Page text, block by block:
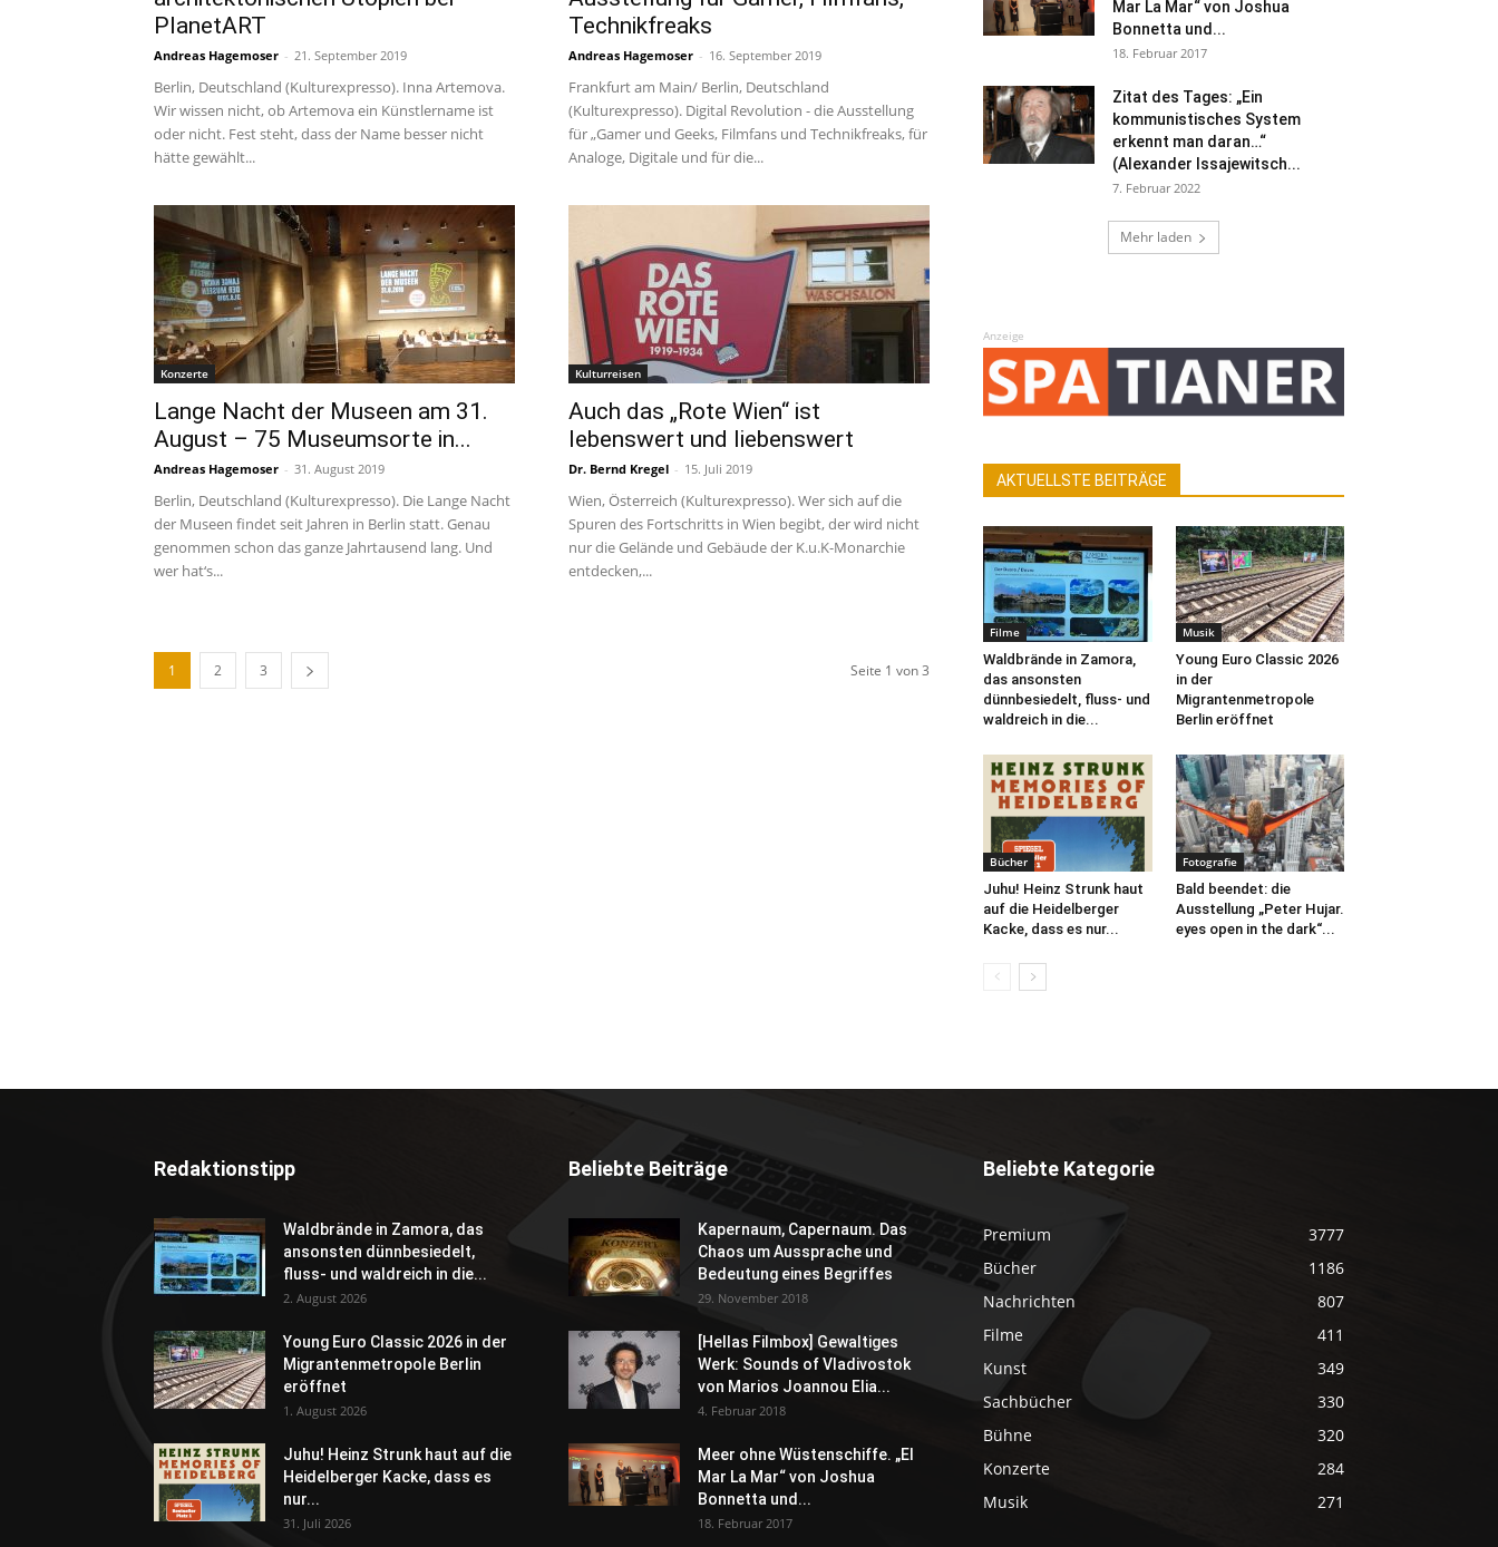
PlanetART
Andreas Hagemoser - 21. September 2019
Berlin, Deutschland (Kulturexpresso). Inna Artemova.
Wir wissen nicht, ob Artemova ein Künstlername ist
oder nicht. Fest steht, dass der Name besser nicht
hätte gewählt...
Technikfreaks
Andreas Hagemoser - 16. September 2019
Frankfurt am Main/ Berlin, Deutschland
(Kulturexpresso). Digital Revolution - die Ausstellung
für „Gamer und Geeks, Filmfans und Technikfreaks, für
Analoge, Digitale und für die...
Konzerte
Lange Nacht der Museen am 31.
August – 75 Museumsorte in...
Andreas Hagemoser - 31. August 2019
Berlin, Deutschland (Kulturexpresso). Die Lange Nacht
der Museen findet seit Jahren in Berlin statt. Genau
genommen schon das ganze Jahrtausend lang. Und
wer hat‘s...
Kulturreisen
Auch das „Rote Wien“ ist
lebenswert und liebenswert
Dr. Bernd Kregel - 15. Juli 2019
Wien, Österreich (Kulturexpresso). Wer sich auf die
Spuren des Fortschritts in Wien begibt, der wird nicht
nur die Gelände und Gebäude der K.u.K-Monarchie
entdecken,...
1 2 3 Seite 1 von 3
Mar La Mar“ von Joshua
Bonnetta und...
18. Februar 2017
Zitat des Tages: „Ein
kommunistisches System
erkennt man daran…“
(Alexander Issajewitsch...
7. Februar 2022
Mehr laden
Anzeige
AKTUELLSTE BEITRÄGE
Filme
Waldbrände in Zamora,
das ansonsten
dünnbesiedelt, fluss- und
waldreich in die...
Musik
Young Euro Classic 2026
in der
Migrantenmetropole
Berlin eröffnet
Bücher
Juhu! Heinz Strunk haut
auf die Heidelberger
Kacke, dass es nur...
Fotografie
Bald beendet: die
Ausstellung „Peter Hujar.
eyes open in the dark“...
Redaktionstipp
Waldbrände in Zamora, das
ansonsten dünnbesiedelt,
fluss- und waldreich in die...
2. August 2026
Young Euro Classic 2026 in der
Migrantenmetropole Berlin
eröffnet
1. August 2026
Juhu! Heinz Strunk haut auf die
Heidelberger Kacke, dass es
nur...
31. Juli 2026
Beliebte Beiträge
Kapernaum, Capernaum. Das
Chaos um Aussprache und
Bedeutung eines Begriffes
29. November 2018
[Hellas Filmbox] Gewaltiges
Werk: Sounds of Vladivostok
von Marios Joannou Elia...
4. Februar 2018
Meer ohne Wüstenschiffe. „El
Mar La Mar“ von Joshua
Bonnetta und...
18. Februar 2017
Beliebte Kategorie
Premium
3777
Bücher
1186
Nachrichten
807
Filme
411
Kunst
349
Sachbücher
330
Bühne
320
Konzerte
284
Musik
271